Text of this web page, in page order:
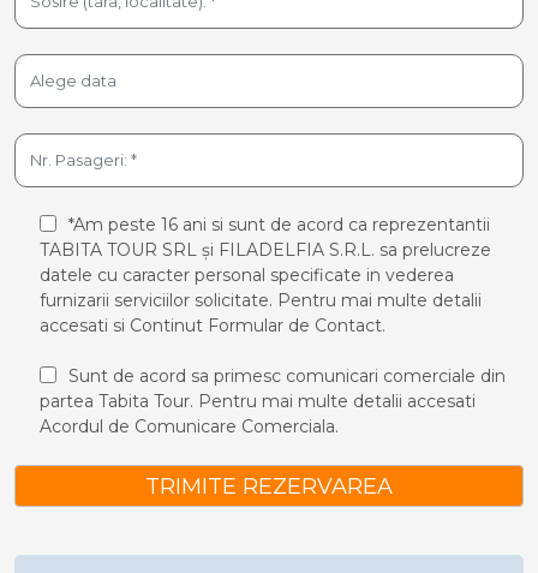
*Am peste 16 ani si sunt de acord ca reprezentantii
TABITA TOUR SRL și FILADELFIA S.R.L. sa prelucreze
datele cu caracter personal specificate in vederea
furnizarii serviciilor solicitate. Pentru mai multe detalii
accesati si Continut Formular de Contact.
Sunt de acord sa primesc comunicari comerciale din
partea Tabita Tour. Pentru mai multe detalii accesati
Acordul de Comunicare Comerciala.
TRIMITE REZERVAREA